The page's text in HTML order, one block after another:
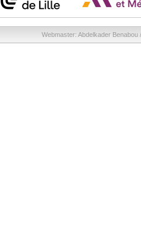
Webmaster: Abdelkader Benabou